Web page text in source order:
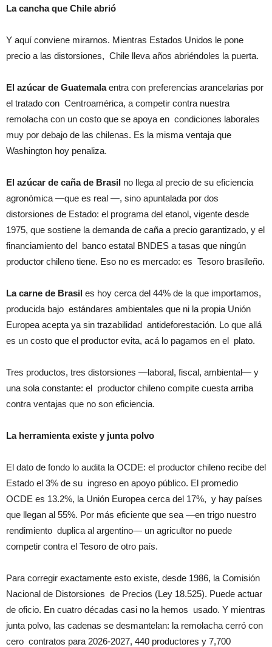
La cancha que Chile abrió
Y aquí conviene mirarnos. Mientras Estados Unidos le pone
precio a las distorsiones, Chile lleva años abriéndoles la puerta.
El azúcar de Guatemalaentra con preferencias arancelarias por
el tratado con Centroamérica, a competir contra nuestra
remolacha con un costo que se apoya en condiciones laborales
muy por debajo de las chilenas. Es la misma ventaja que
Washington hoy penaliza.
El azúcar de caña de Brasil no llega al precio de su eficiencia
agronómica —que es real —, sino apuntalada por dos
distorsiones de Estado: el programa del etanol, vigente desde
1975, que sostiene la demanda de caña a precio garantizado, y el
financiamiento del banco estatal BNDES a tasas que ningún
productor chileno tiene. Eso no es mercado: es Tesoro brasileño.
La carne de Brasil es hoy cerca del 44% de la que importamos,
producida bajo estándares ambientales que ni la propia Unión
Europea acepta ya sin trazabilidad antideforestación. Lo que allá
es un costo que el productor evita, acá lo pagamos en el plato.
Tres productos, tres distorsiones —laboral, fiscal, ambiental— y
una sola constante: el productor chileno compite cuesta arriba
contra ventajas que no son eficiencia.
La herramienta existe y junta polvo
El dato de fondo lo audita la OCDE: el productor chileno recibe del
Estado el 3% de su ingreso en apoyo público. El promedio
OCDE es 13.2%, la Unión Europea cerca del 17%, y hay países
que llegan al 55%. Por más eficiente que sea —en trigo nuestro
rendimiento duplica al argentino— un agricultor no puede
competir contra el Tesoro de otro país.
Para corregir exactamente esto existe, desde 1986, la Comisión
Nacional de Distorsiones de Precios (Ley 18.525). Puede actuar
de oficio. En cuatro décadas casi no la hemos usado. Y mientras
junta polvo, las cadenas se desmantelan: la remolacha cerró con
cero contratos para 2026-2027, 440 productores y 7,700